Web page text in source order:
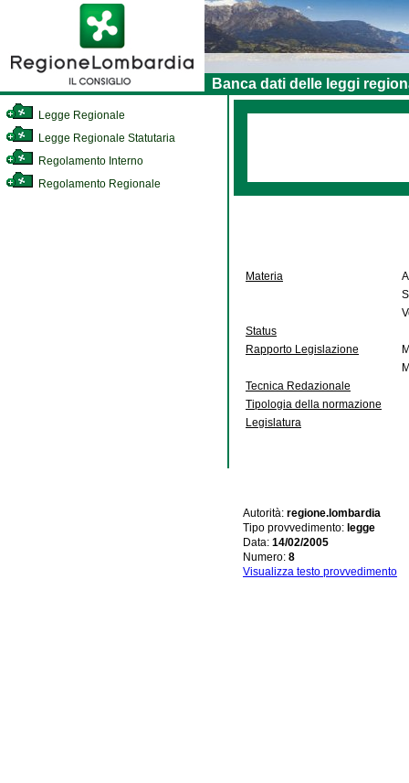
Banca dati delle leggi
Legge Regionale
Legge Regionale Statutaria
Regolamento Interno
Regolamento Regionale
Materia
Status
Rapporto Legislazione
Tecnica Redazionale
Tipologia della normazione
Legislatura
Autorità: regione.lombardia
Tipo provvedimento: legge
Data: 14/02/2005
Numero: 8
Visualizza testo provvedimento